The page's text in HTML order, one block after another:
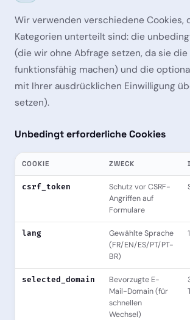
Wir verwenden verschiedene Cookies,
Kategorien unterteilt sind: die
(die wir ohne Abfrage setzen, da sie
funktionsfähig machen) und die
mit Ihrer ausdrücklichen Einwilligung
setzen).
Unbedingt erforderliche Cookies
COOKIE ZWECK
csrf_token
Schutz vor CSRF-
Angriffen auf
Formulare
lang
Gewählte Sprache
(FR/EN/ES/PT/PT-
BR)
selected_domain
Bevorzugte E-
Mail-Domain (für
schnellen
Wechsel)